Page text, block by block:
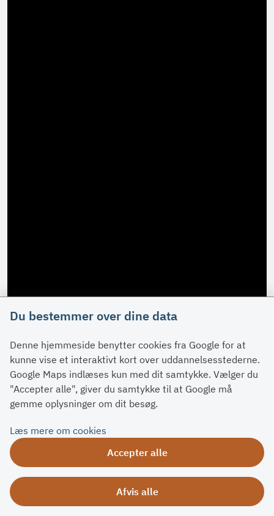
Du bestemmer over dine data
Denne hjemmeside benytter cookies fra Google for at
kunne vise et interaktivt kort over uddannelsesstederne.
Google Maps indlæses kun med dit samtykke. Vælger du
"Accepter alle", giver du samtykke til at Google må
gemme oplysninger om dit besøg.
Læs mere om cookies
Accepter alle
Afvis alle